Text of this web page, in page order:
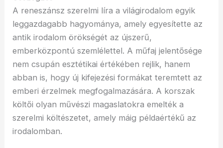
A reneszánsz szerelmi líra a világirodalom egyik
leggazdagabb hagyománya, amely egyesítette az
antik irodalom örökségét az újszerű,
emberközpontú szemlélettel. A műfaj jelentősége
nem csupán esztétikai értékében rejlik, hanem
abban is, hogy új kifejezési formákat teremtett az
emberi érzelmek megfogalmazására. A korszak
költői olyan művészi magaslatokra emelték a
szerelmi költészetet, amely máig példaértékű az
irodalomban.